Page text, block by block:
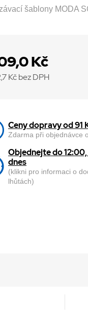
šablony MODA
Kč
Kč bez DPH
Ceny dopravy od 91
Zdarma při objednávce
Objednejte do
dnes
(klikni pro informaci o
lhůtách)